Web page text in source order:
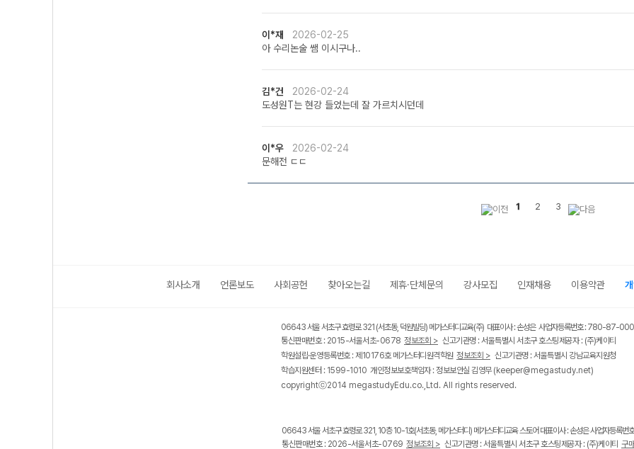
이*재 2026-02-25
아 수리논술 쌤 이시구나..
김*건 2026-02-24
도성원T는 현강 들었는데 잘 가르치시던데
이*우 2026-02-24
문해전 ㄷㄷ
1 2 3
회사소개 언론보도 사회공헌 찾아오는길 제휴·단체문의 강사모집 인재채용 이용약관
06643 서울 서초구 효령로 321 (서초동, 덕원빌딩) 메가스터디교육(주) 대표이사 : 손성은 사업자등록번호 : 780-87-
통신판매번호 : 2015-서울서초-0678 정보조회 > 신고기관명 : 서울특별시 서초구 호스팅제공자 : (주)케이티
학원설립·운영등록번호 : 제10176호 메가스터디원격학원 정보조회 > 신고기관명 : 서울특별시 강남교육지원청
학습지원센터 : 1599-1010 개인정보보호책임자 : 정보보안실 김영무(keeper@megastudy.net)
copyrightⓒ2014 megastudyEdu.co.,Ltd. All rights reserved.
06643 서울 서초구 효령로 321, 10층 10-1호(서초동, 메가스터디) 메가스터디교육 스토어 대표이사 : 손성은 사업자등
통신판매번호 : 2026-서울서초-0769 정보조회 > 신고기관명 : 서울특별시 서초구 호스팅제공자 : (주)케이티 구